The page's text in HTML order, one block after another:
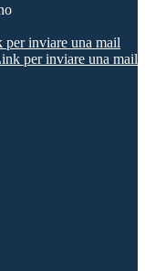
per inviare una mail
per inviare una mail